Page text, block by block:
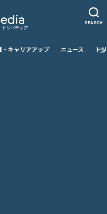
SEARCH
・キャリアアップ ニュース ト